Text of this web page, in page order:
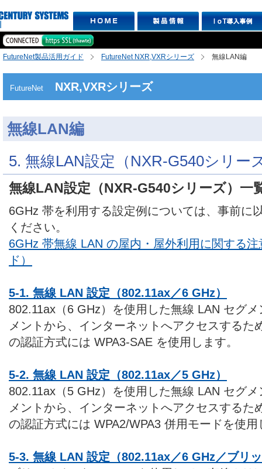
FutureNet製品活用ガイド FutureNet NXR,VXRシリーズ 無線LAN編
FutureNet NXR,VXRシリーズ
無線LAN編
5. 無線LAN設定（NXR-G540シリー
無線LAN設定（NXR-G540シリーズ）一
6GHz 帯を利用する設定例については、事前に
ください。
6GHz 帯無線 LAN の屋内・屋外利用に関する
ド）
5-1. 無線 LAN 設定（802.11ax／6 GHz）
802.11ax（6 GHz）を使用した無線 LAN セグ
メントから、インターネットへアクセスするた
の認証方式には WPA3-SAE を使用します。
5-2. 無線 LAN 設定（802.11ax／5 GHz）
802.11ax（5 GHz）を使用した無線 LAN セグ
メントから、インターネットへアクセスするた
の認証方式には WPA2/WPA3 併用モードを使用
5-3. 無線 LAN 設定（802.11ax／6 GHz／ブリ